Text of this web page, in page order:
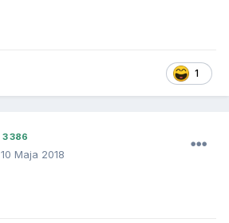
1
3 386
10 Maja 2018